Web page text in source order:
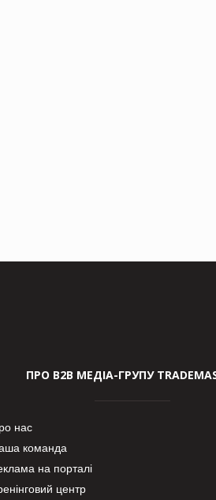
ПРО В2В МЕДІА-ГРУПУ
нас
команда
на порталі
центр